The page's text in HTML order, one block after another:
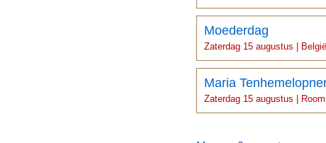
Moederdag
Zaterdag 15 augustus | België
Maria
Zaterdag 15 augustus |